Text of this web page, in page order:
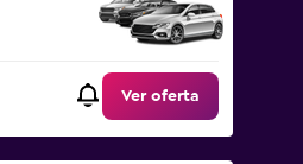
Ver oferta